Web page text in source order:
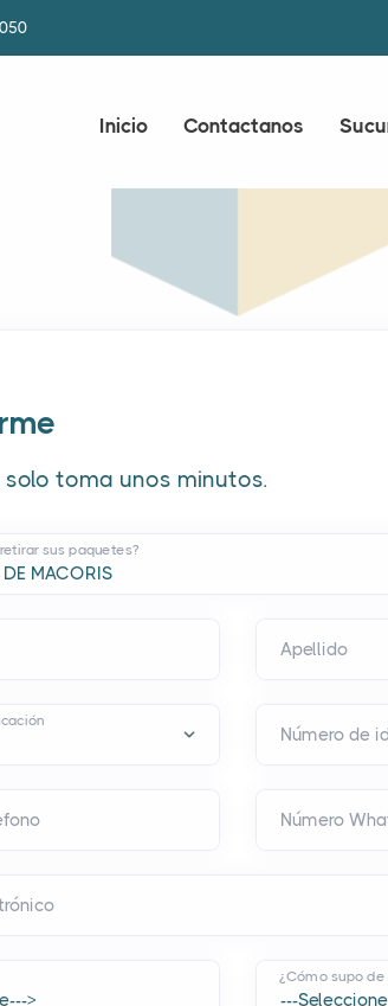
Inicio Contactanos
solo toma unos minutos.
sus paquetes?
Apellido
Número de
Número
¿Cómo supo de